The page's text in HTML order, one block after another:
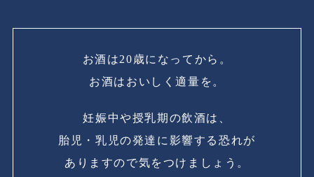
お酒は20歳になってから。
お酒はおいしく適量を。
妊娠中や授乳期の飲酒は、
胎児・乳児の発達に影響する恐れが
ありますので気をつけましょう。